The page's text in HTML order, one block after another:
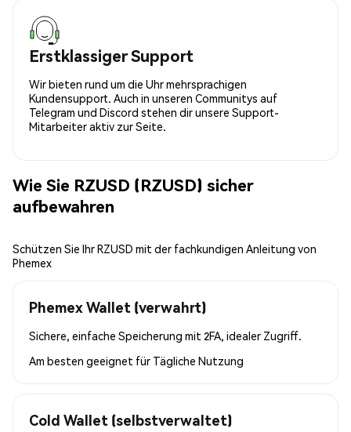
Erstklassiger Support
Wir bieten rund um die Uhr mehrsprachigen
Kundensupport. Auch in unseren Communitys auf
Telegram und Discord stehen dir unsere Support-
Mitarbeiter aktiv zur Seite.
Wie Sie RZUSD (RZUSD) sicher
aufbewahren
Schützen Sie Ihr RZUSD mit der fachkundigen Anleitung von
Phemex
Phemex Wallet (verwahrt)
Sichere, einfache Speicherung mit 2FA, idealer Zugriff.
Am besten geeignet für Tägliche Nutzung
Cold Wallet (selbstverwaltet)